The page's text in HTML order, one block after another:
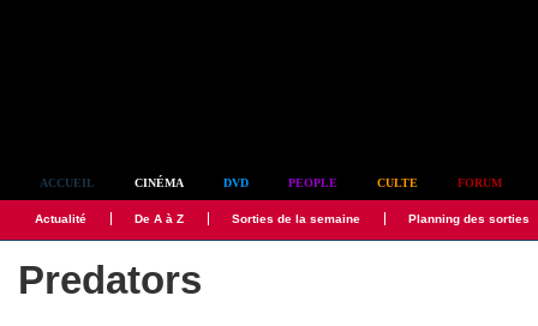
ACCUEIL CINÉMA DVD PEOPLE CULTE FORUM
Actualité De A à Z Sorties de la semaine Planning des sorties
Predators